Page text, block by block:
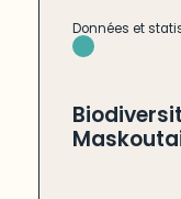
Données et